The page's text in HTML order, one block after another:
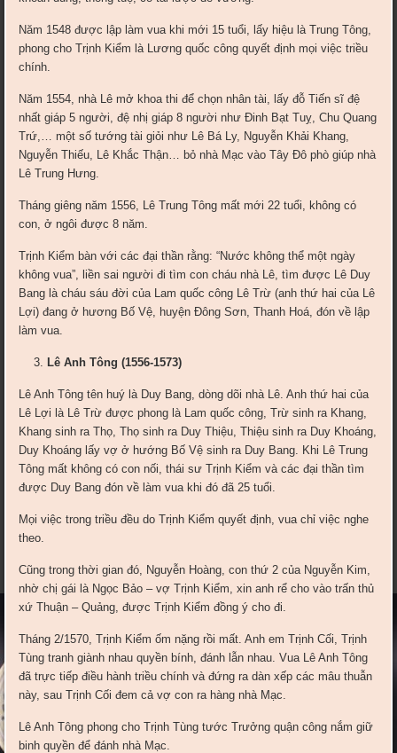
Năm 1548 được lập làm vua khi mới 15 tuổi, lấy hiệu là Trung Tông,
phong cho Trịnh Kiểm là Lương quốc công quyết định mọi việc triều
chính.
Năm 1554, nhà Lê mở khoa thi để chọn nhân tài, lấy đỗ Tiến sĩ đệ
nhất giáp 5 người, đệ nhị giáp 8 người như Đinh Bạt Tuỵ, Chu Quang
Trứ,… một số tướng tài giỏi như Lê Bá Ly, Nguyễn Khải Khang,
Nguyễn Thiếu, Lê Khắc Thận… bỏ nhà Mạc vào Tây Đô phò giúp nhà
Lê Trung Hưng.
Tháng giêng năm 1556, Lê Trung Tông mất mới 22 tuổi, không có
con, ở ngôi được 8 năm.
Trịnh Kiểm bàn với các đại thần rằng: “Nước không thể một ngày
không vua”, liền sai người đi tìm con cháu nhà Lê, tìm được Lê Duy
Bang là cháu sáu đời của Lam quốc công Lê Trừ (anh thứ hai của Lê
Lợi) đang ở hương Bố Vệ, huyện Đông Sơn, Thanh Hoá, đón về lập
làm vua.
Lê Anh Tông (1556-1573)
Lê Anh Tông tên huý là Duy Bang, dòng dõi nhà Lê. Anh thứ hai của
Lê Lợi là Lê Trừ được phong là Lam quốc công, Trừ sinh ra Khang,
Khang sinh ra Thọ, Thọ sinh ra Duy Thiệu, Thiệu sinh ra Duy Khoáng,
Duy Khoáng lấy vợ ở hướng Bố Vệ sinh ra Duy Bang. Khi Lê Trung
Tông mất không có con nối, thái sư Trịnh Kiểm và các đại thần tìm
được Duy Bang đón về làm vua khi đó đã 25 tuổi.
Mọi việc trong triều đều do Trịnh Kiểm quyết định, vua chỉ việc nghe
theo.
Cũng trong thời gian đó, Nguyễn Hoàng, con thứ 2 của Nguyễn Kim,
nhờ chị gái là Ngọc Bảo – vợ Trịnh Kiểm, xin anh rể cho vào trấn thủ
xứ Thuận – Quảng, được Trịnh Kiểm đồng ý cho đi.
Tháng 2/1570, Trịnh Kiểm ốm nặng rồi mất. Anh em Trịnh Cối, Trịnh
Tùng tranh giành nhau quyền bính, đánh lẫn nhau. Vua Lê Anh Tông
đã trực tiếp điều hành triều chính và đứng ra dàn xếp các mâu thuẫn
này, sau Trịnh Cối đem cả vợ con ra hàng nhà Mạc.
Lê Anh Tông phong cho Trịnh Tùng tước Trưởng quận công nắm giữ
binh quyền để đánh nhà Mạc.